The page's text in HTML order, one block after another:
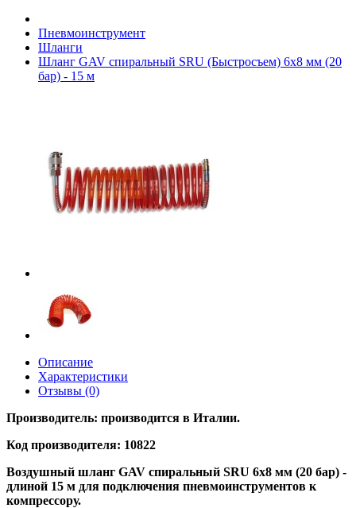
Пневмоинструмент
Шланги
Шланг GAV спиральный SRU (Быстросъем) 6x8 мм (20
бар) - 15 м
Описание
Характеристики
Отзывы (0)
Производитель: производится в Италии.
Код производителя: 10822
Воздушный шланг GAV спиральный SRU 6x8 мм (20 бар) -
длиной 15 м для подключения пневмоинструментов к
компрессору.